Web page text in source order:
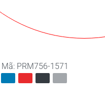
Mã: PRM756-1571